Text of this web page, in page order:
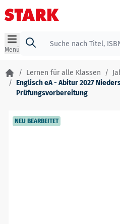
Zum Inhalt springen
Menü
Suche
/ Lernen für alle Klassen /
/ Englisch eA - Abitur 2027
Prüfungsvorbereitung
NEU BEARBEITET